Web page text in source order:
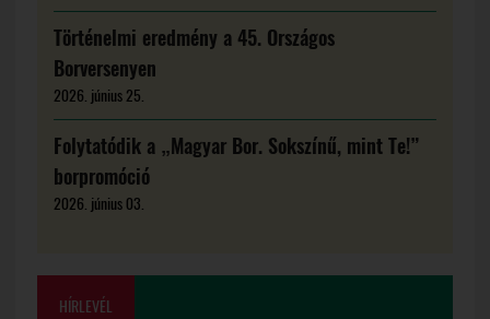
Történelmi eredmény a 45. Országos
Borversenyen
2026. június 25.
Folytatódik a „Magyar Bor. Sokszínű, mint Te!”
borpromóció
2026. június 03.
HÍRLEVÉL